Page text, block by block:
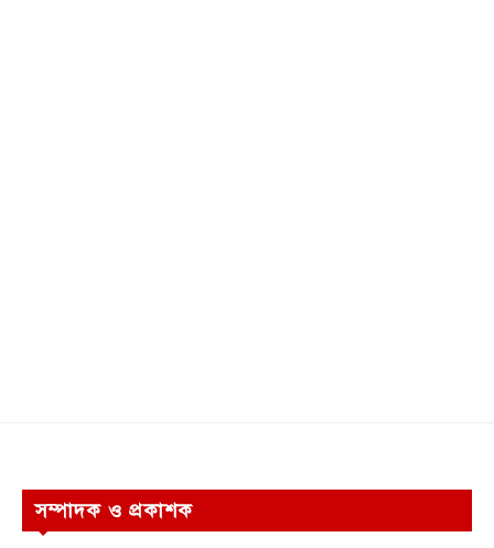
সম্পাদক ও প্রকাশক